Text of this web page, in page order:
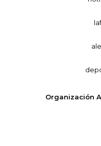
Organización